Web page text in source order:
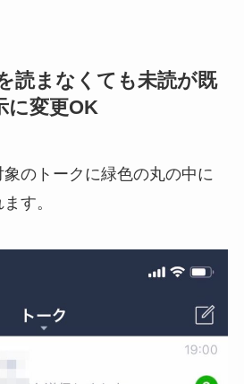
読まなくても未読が既
に変更OK
象のトークに緑色の丸の中に
す。